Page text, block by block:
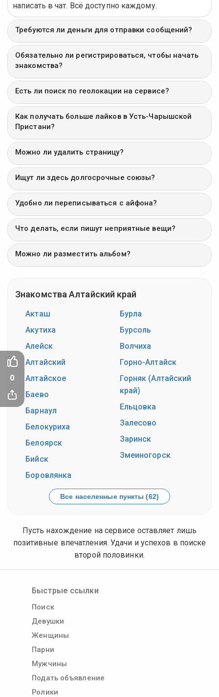
написать в чат. Всё доступно каждому.
Требуются ли деньги для отправки сообщений?
Обязательно ли регистрироваться, чтобы начать
знакомства?
Есть ли поиск по геолокации на сервисе?
Как получать больше лайков в Усть-Чарышской
Пристани?
Можно ли удалить страницу?
Ищут ли здесь долгосрочные союзы?
Удобно ли переписываться с айфона?
Что делать, если пишут неприятные вещи?
Можно ли разместить альбом?
Знакомства Алтайский край
Акташ
Акутиха
Алейск
Алтайский
Алтайское
Баево
Барнаул
Белокуриха
Белоярск
Бийск
Боровлянка
Бурла
Бурсоль
Волчиха
Горно-Алтайск
Горняк (Алтайский
край)
Ельцовка
Залесово
Заринск
Змеиногорск
Все населенные пункты (62)
Пусть нахождение на сервисе оставляет лишь
позитивные впечатления. Удачи и успехов в поиске
второй половинки.
Быстрые ссылки
Поиск
Девушки
Женщины
Парни
Мужчины
Подать объявление
Ролики
0